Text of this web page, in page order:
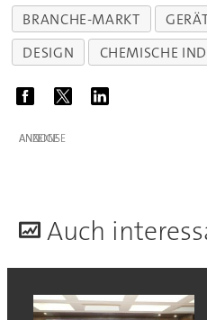
BRANCHE-MARKT
DESIGN
CHEMISCHE
ANZEIGE
Auch